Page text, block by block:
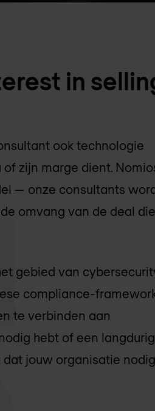
in
ook technologie
zijn marge dient.
— onze consultants
omvang van de deal
gebied van
compliance-
te verbinden aan
hebt of een langdurig
jouw organisatie nodig